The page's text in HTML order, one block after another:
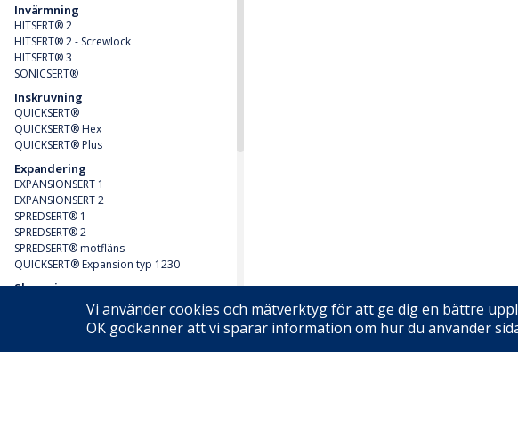
Invärmning
HITSERT® 2
HITSERT® 2 - Screwlock
HITSERT® 3
SONICSERT®
Inskruvning
QUICKSERT®
QUICKSERT® Hex
QUICKSERT® Plus
Expandering
EXPANSIONSERT 1
EXPANSIONSERT 2
SPREDSERT® 1
SPREDSERT® 2
SPREDSERT® motfläns
QUICKSERT® Expansion typ 1230
Skruvning
Vi använder cookies och mätverktyg för att ge dig en bättre
OK godkänner att vi sparar information om hur du använder